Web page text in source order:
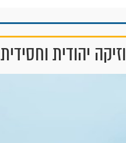
יהודית וחסידית